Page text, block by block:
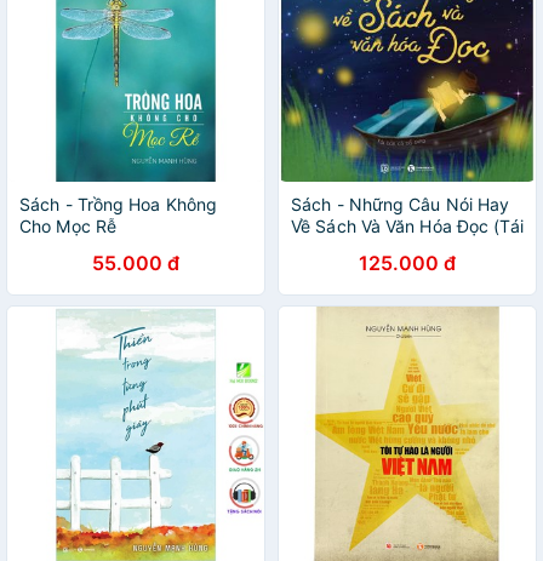
Sách - Trồng Hoa Không
Cho Mọc Rễ
55.000 đ
Sách - Những Câu Nói Hay
Về Sách Và Văn Hóa Đọc (Tái
125.000 đ